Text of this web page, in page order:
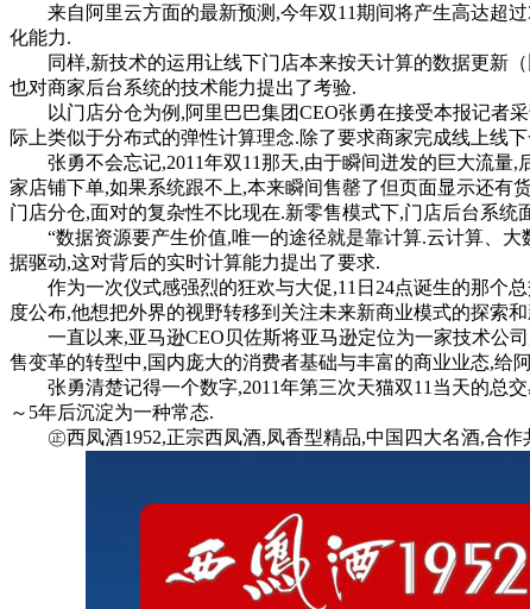
来自阿里云方面的最新预测,今年双11期间将产生高达超过
化能力.
同样,新技术的运用让线下门店本来按天计算的数据更新（
也对商家后台系统的技术能力提出了考验.
以门店分仓为例,阿里巴巴集团CEO张勇在接受本报记者采
际上类似于分布式的弹性计算理念.除了要求商家完成线上线
张勇不会忘记,2011年双11那天,由于瞬间迸发的巨大流量,
家店铺下单,如果系统跟不上,本来瞬间售罄了但页面显示还有
门店分仓,面对的复杂性不比现在.新零售模式下,门店后台系统
“数据资源要产生价值,唯一的途径就是靠计算.云计算、大
据驱动,这对背后的实时计算能力提出了要求.
作为一次仪式感强烈的狂欢与大促,11日24点诞生的那个总
度公布,他想把外界的视野转移到关注未来新商业模式的探索
一直以来,亚马逊CEO贝佐斯将亚马逊定位为一家技术公司
售变革的转型中,国内庞大的消费者基础与丰富的商业业态,给
张勇清楚记得一个数字,2011年第三次天猫双11当天的总交
～5年后沉淀为一种常态.
㊣西凤酒1952,正宗西凤酒,凤香型精品,中国四大名酒,合作